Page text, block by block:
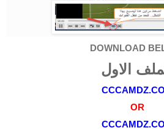
DOWNLOAD
الاول
OR